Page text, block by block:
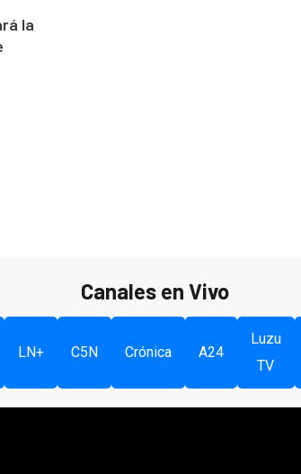
la
Canales en Vivo
LN+ C5N Crónica A24
Luzu
TV